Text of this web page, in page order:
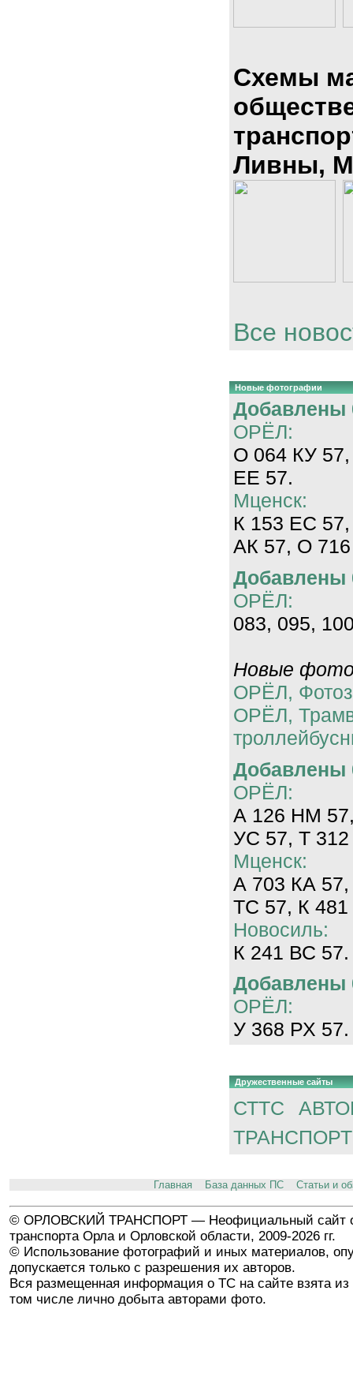
Схемы
Ливны,
Все
Новые фотографии
Добавлены
ОРЁЛ:
О 064 КУ
ЕЕ 57.
Мценск:
К 153 ЕС
АК 57, О
Добавлены
ОРЁЛ:
083, 095,
Новые
ОРЁЛ,
ОРЁЛ,
Добавлены
ОРЁЛ:
А 126 НМ
УС 57, Т
Мценск:
А 703 КА
ТС 57, К
Новосиль:
К 241 ВС 57.
Добавлены
ОРЁЛ:
У 368 РХ 57.
Дружественные сайты
СТТС
ТРАНСПОРТ
Главная База данных ПС Статьи и
© ОРЛОВСКИЙ ТРАНСПОРТ — Неофициальный сайт
транспорта Орла и Орловской области, 2009-2026 гг.
© Использование фотографий и иных материалов,
допускается только с разрешения их авторов.
Вся размещенная информация о ТС на сайте взята из
том числе лично добыта авторами фото.